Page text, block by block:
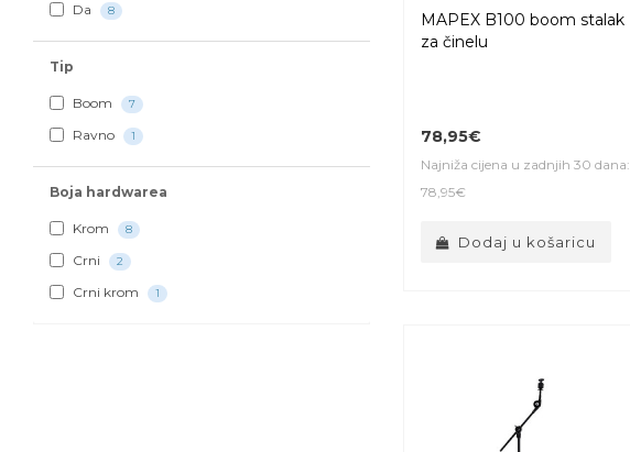
Da 8
Tip
Boom 7
Ravno 1
Boja hardwarea
Krom 8
Crni 2
Crni krom 1
MAPEX B100 boom stalak
za činelu
78,95€
Najniža cijena u zadnjih 30 dana:
78,95€
Dodaj u košaricu